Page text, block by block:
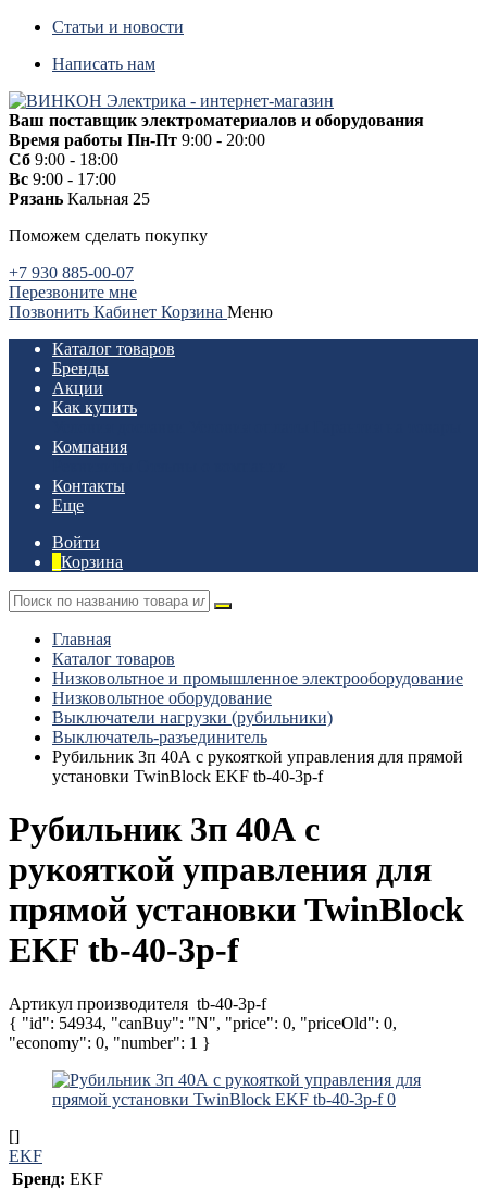
Статьи и новости
Написать нам
Ваш поставщик электроматериалов и оборудования
Время работы Пн-Пт 9:00 - 20:00
Сб 9:00 - 18:00
Вс 9:00 - 17:00
Рязань Кальная 25
Поможем сделать покупку
+7 930 885-00-07
Перезвоните мне
Позвонить Кабинет Корзина Меню
Каталог товаров
Бренды
Акции
Как купить
Компания
Контакты
Еще
Войти
Корзина
Главная
Каталог товаров
Низковольтное и промышленное электрооборудование
Низковольтное оборудование
Выключатели нагрузки (рубильники)
Выключатель-разъединитель
Рубильник 3п 40А с рукояткой управления для прямой
установки TwinBlock EKF tb-40-3p-f
Рубильник 3п 40А с
рукояткой управления для
прямой установки TwinBlock
EKF tb-40-3p-f
Артикул производителя tb-40-3p-f
{ "id": 54934, "canBuy": "N", "price": 0, "priceOld": 0,
"economy": 0, "number": 1 }
[]
EKF
Бренд: EKF